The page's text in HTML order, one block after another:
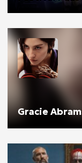
Gracie